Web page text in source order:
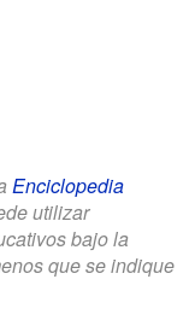
Enciclopedia
utilizar
bajo la
que se indique